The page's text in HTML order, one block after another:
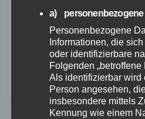
Große
Flammersfeld:
Person
gefunden
7. AUG. 2026
a) personenbezogene
Personenbezogene
Informationen, die
oder identifizierbare
Folgenden
Als identifizierbar wird
Person angesehen,
insbesondere mittels
Kennung wie einem